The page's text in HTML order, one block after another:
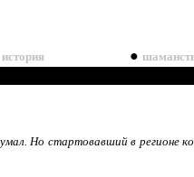
история ●
Но стартовавший в регионе